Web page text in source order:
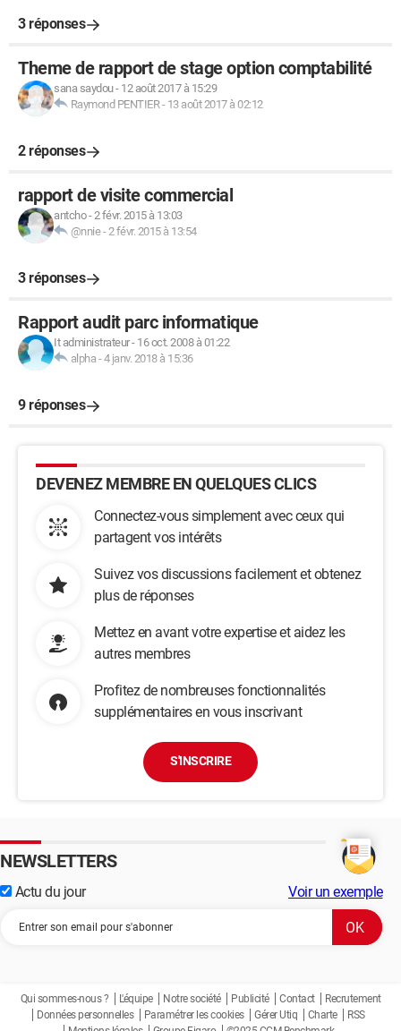
3 réponses
Theme de rapport de stage option comptabilité
sana saydou- 12 août 2017 à 15:29
Raymond PENTIER- 13 août 2017 à 02:12
2 réponses
rapport de visite commercial
antcho-2 févr. 2015 à 13:03
@nnie-2 févr. 2015 à 13:54
3 réponses
Rapport audit parc informatique
It administrateur- 16 oct. 2008 à 01:22
alpha -4 janv. 2018 à 15:36
9 réponses
DEVENEZ MEMBRE EN QUELQUES CLICS
Connectez-vous simplement avec ceux qui
partagent vos intérêts
Suivez vos discussions facilement et obtenez
plus de réponses
Mettez en avant votre expertise et aidez les
autres membres
Profitez de nombreuses fonctionnalités
supplémentaires en vous inscrivant
S'INSCRIRE
NEWSLETTERS
Actu du jour Voir un exemple
Qui sommes-nous ? L'équipe Notre société Publicité Contact
Recrutement
Données personnelles
Paramétrer les cookies Gérer Utiq Charte
RSS